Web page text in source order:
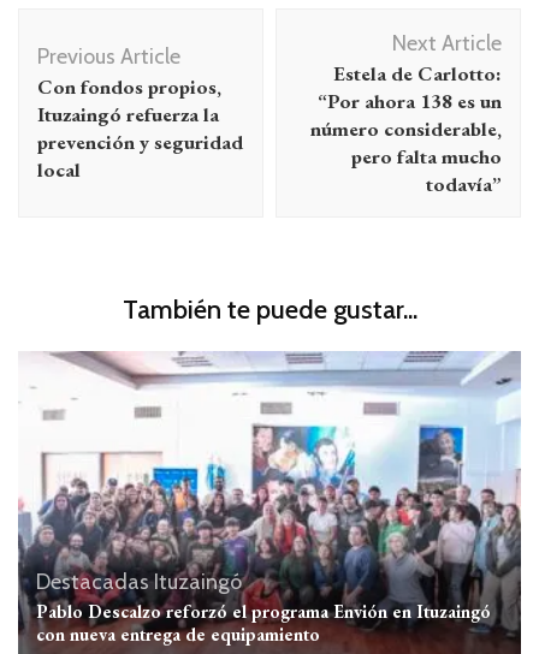
de
entradas
Previous Article
Con fondos propios,
Ituzaingó refuerza la
prevención y seguridad
local
Next Article
Estela de Carlotto:
“Por ahora 138 es un
número considerable,
pero falta mucho
todavía”
También te puede gustar...
Destacadas Ituzaingó
Pablo Descalzo reforzó el programa Envión en Ituzaingó
con nueva entrega de equipamiento